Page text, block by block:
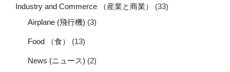
Industry and Commerce （産業と商業）
(33)
Airplane (飛行機) (3)
Food （食） (13)
News (ニュース) (2)